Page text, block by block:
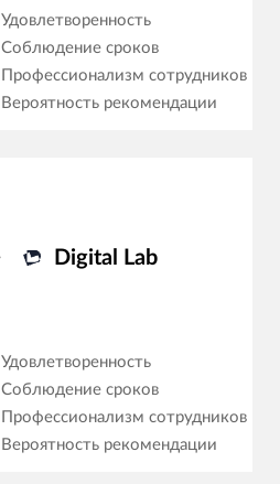
Удовлетворенность
Соблюдение сроков
Профессионализм сотрудников
Вероятность рекомендации
Digital Lab
Удовлетворенность
Соблюдение сроков
Профессионализм сотрудников
Вероятность рекомендации